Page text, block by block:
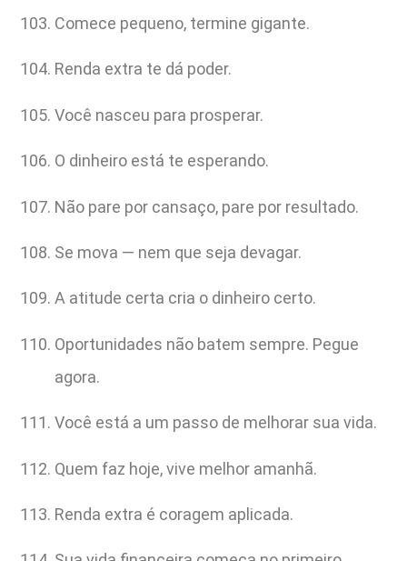
Comece pequeno, termine gigante.
Renda extra te dá poder.
Você nasceu para prosperar.
O dinheiro está te esperando.
Não pare por cansaço, pare por resultado.
Se mova — nem que seja devagar.
A atitude certa cria o dinheiro certo.
Oportunidades não batem sempre. Pegue
agora.
Você está a um passo de melhorar sua vida.
Quem faz hoje, vive melhor amanhã.
Renda extra é coragem aplicada.